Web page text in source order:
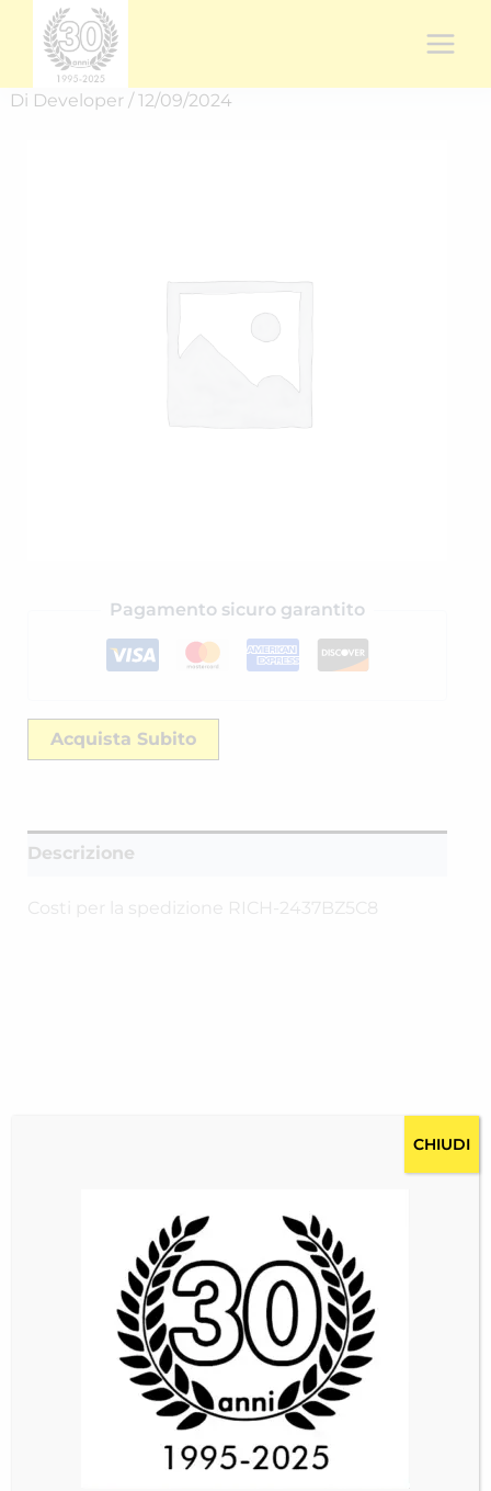
contenuto
Di Developer /12/09/2024
Pagamento sicuro garantito
Acquista Subito
Descrizione
Costi per la spedizione RICH-2437BZ5C8
CHIUDI